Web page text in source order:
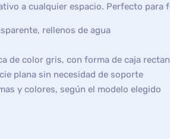
a cualquier espacio. Perfecto
rellenos de agua
de color gris, con forma de caja
plana sin necesidad de soporte
y colores, según el modelo elegido